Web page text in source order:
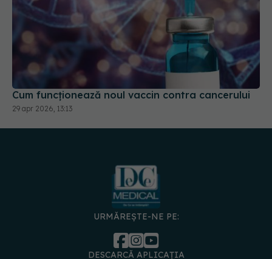
Cum funcționează noul vaccin contra cancerului
29 apr 2026, 13:13
URMĂREȘTE-NE PE:
DESCARCĂ APLICAȚIA